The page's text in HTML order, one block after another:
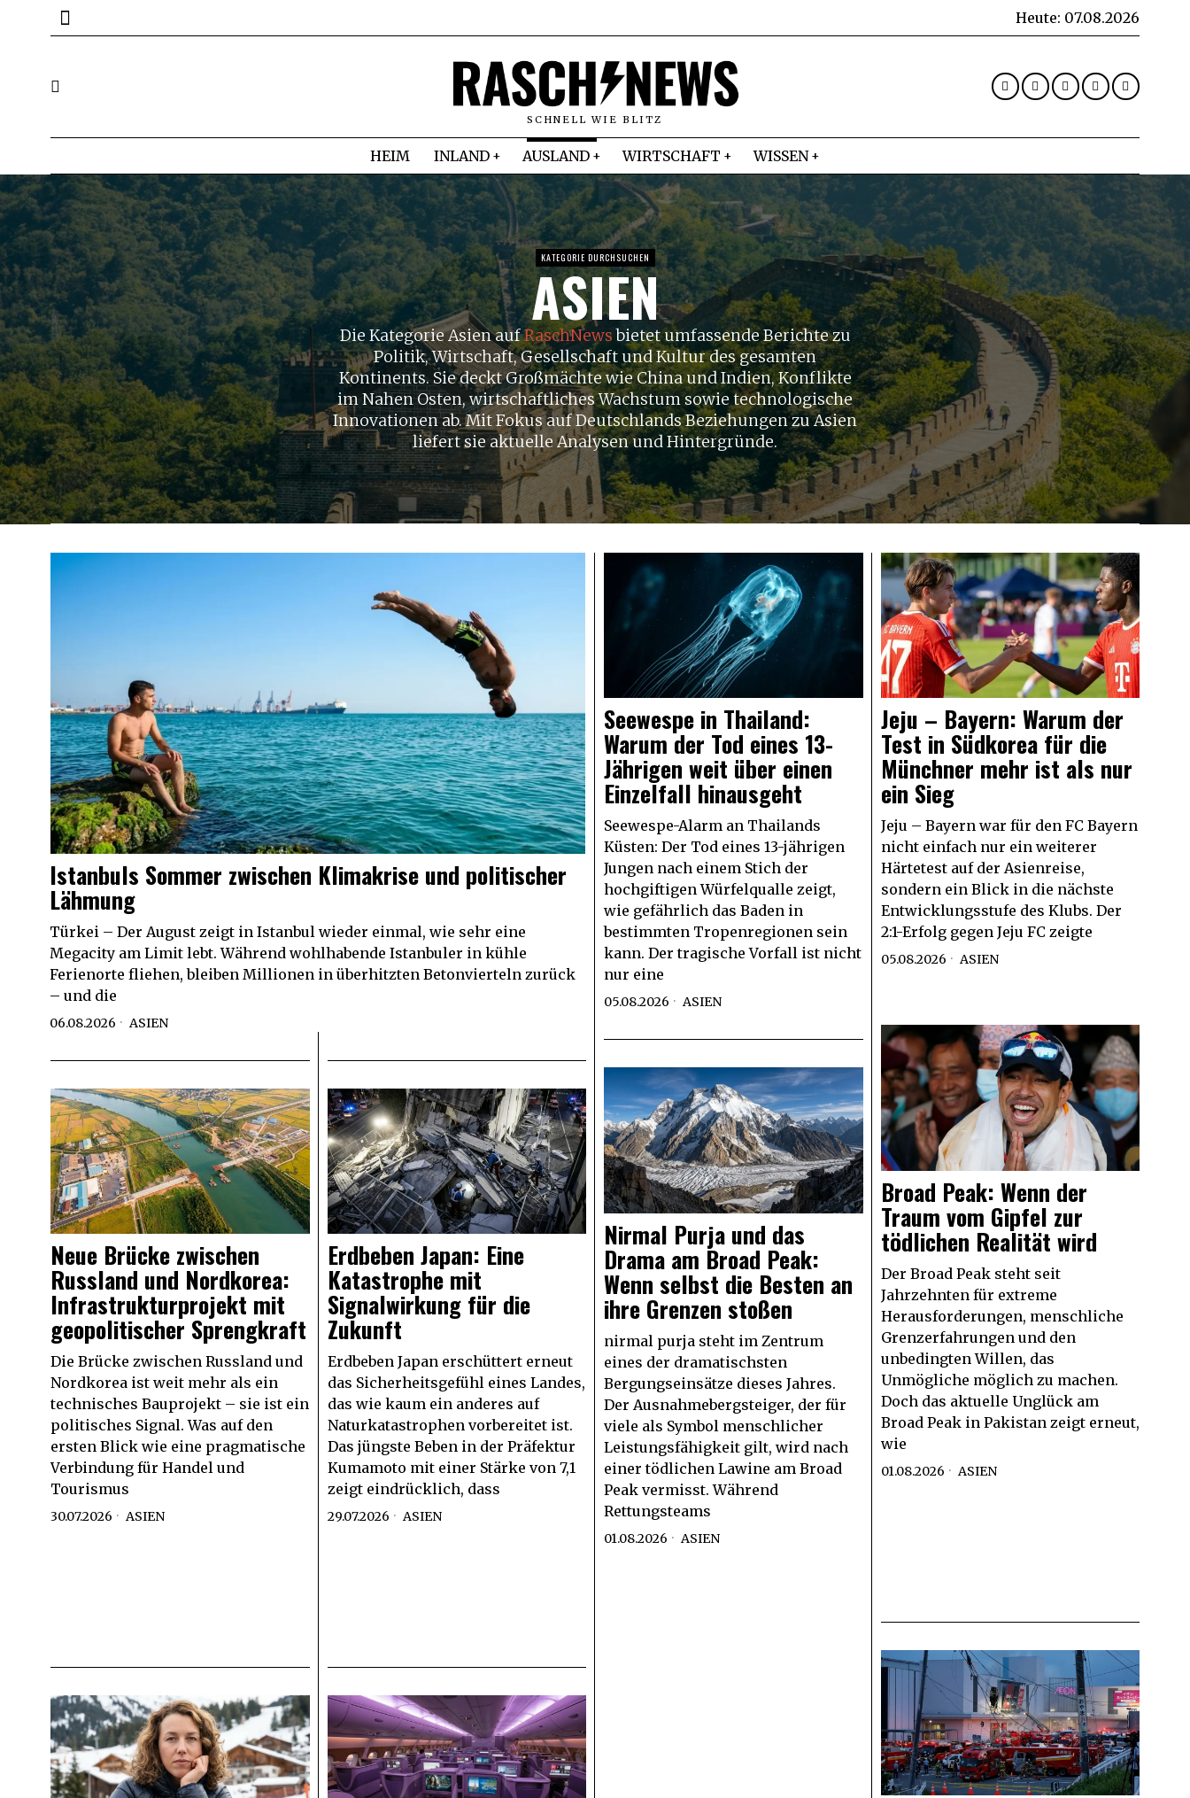
Heute: 07.08.2026
SCHNELL WIE BLITZ
HEIM INLAND AUSLAND WIRTSCHAFT WISSEN
KATEGORIE DURCHSUCHEN
ASIEN
Die Kategorie Asien aufRaschNewsbietet umfassende Berichte zu
Politik, Wirtschaft, Gesellschaft und Kultur des gesamten
Kontinents. Sie deckt Großmächte wie China und Indien, Konflikte
im Nahen Osten, wirtschaftliches Wachstum sowie technologische
Innovationen ab. Mit Fokus auf Deutschlands Beziehungen zu Asien
liefert sie aktuelle Analysen und Hintergründe.
Istanbuls Sommer zwischen Klimakrise und politischer
Lähmung
Türkei – Der August zeigt in Istanbul wieder einmal, wie sehr eine
Megacity am Limit lebt. Während wohlhabende Istanbuler in kühle
Ferienorte fliehen, bleiben Millionen in überhitzten Betonvierteln zurück
– und die
06.08.2026 ASIEN
Seewespe in Thailand:
Warum der Tod eines 13-
Jährigen weit über einen
Einzelfall hinausgeht
Seewespe-Alarm an Thailands
Küsten: Der Tod eines 13-jährigen
Jungen nach einem Stich der
hochgiftigen Würfelqualle zeigt,
wie gefährlich das Baden in
bestimmten Tropenregionen sein
kann. Der tragische Vorfall ist nicht
nur eine
05.08.2026 ASIEN
Jeju – Bayern: Warum der
Test in Südkorea für die
Münchner mehr ist als nur
ein Sieg
Jeju – Bayern war für den FC Bayern
nicht einfach nur ein weiterer
Härtetest auf der Asienreise,
sondern ein Blick in die nächste
Entwicklungsstufe des Klubs. Der
2:1-Erfolg gegen Jeju FC zeigte
05.08.2026 ASIEN
Broad Peak: Wenn der
Traum vom Gipfel zur
tödlichen Realität wird
Der Broad Peak steht seit
Jahrzehnten für extreme
Herausforderungen, menschliche
Grenzerfahrungen und den
unbedingten Willen, das
Unmögliche möglich zu machen.
Doch das aktuelle Unglück am
Broad Peak in Pakistan zeigt erneut,
wie
01.08.2026 ASIEN
Nirmal Purja und das
Drama am Broad Peak:
Wenn selbst die Besten an
ihre Grenzen stoßen
nirmal purja steht im Zentrum
eines der dramatischsten
Bergungseinsätze dieses Jahres.
Der Ausnahmebergsteiger, der für
viele als Symbol menschlicher
Leistungsfähigkeit gilt, wird nach
einer tödlichen Lawine am Broad
Peak vermisst. Während
Rettungsteams
01.08.2026 ASIEN
Neue Brücke zwischen
Russland und Nordkorea:
Infrastrukturprojekt mit
geopolitischer Sprengkraft
Die Brücke zwischen Russland und
Nordkorea ist weit mehr als ein
technisches Bauprojekt – sie ist ein
politisches Signal. Was auf den
ersten Blick wie eine pragmatische
Verbindung für Handel und
Tourismus
30.07.2026 ASIEN
Erdbeben Japan: Eine
Katastrophe mit
Signalwirkung für die
Zukunft
Erdbeben Japan erschüttert erneut
das Sicherheitsgefühl eines Landes,
das wie kaum ein anderes auf
Naturkatastrophen vorbereitet ist.
Das jüngste Beben in der Präfektur
Kumamoto mit einer Stärke von 7,1
zeigt eindrücklich, dass
29.07.2026 ASIEN